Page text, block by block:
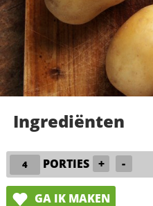
Ingrediënten
PORTIES + -
GA IK MAKEN